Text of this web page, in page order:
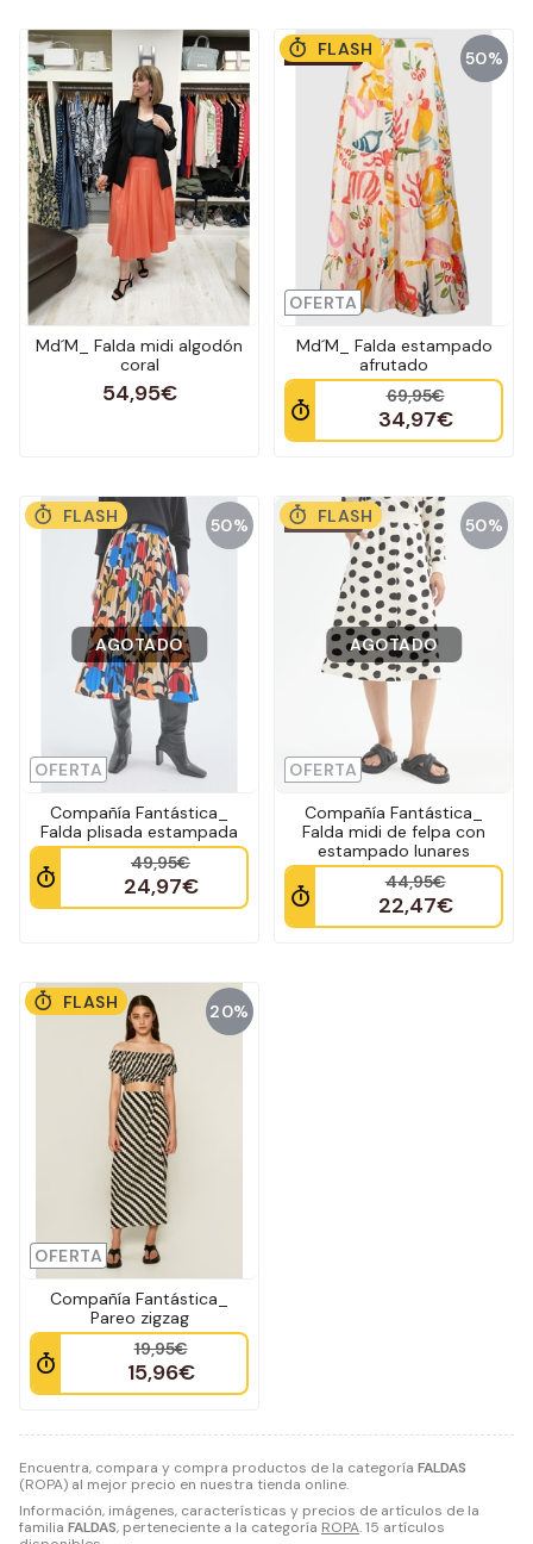
Encuentra, compara y compra productos de la categoría FALDAS
(ROPA) al mejor precio en nuestra tienda online.
Información, imágenes, características y precios de artículos de la
familia FALDAS, perteneciente a la categoría ROPA. 15 artículos
Md´M_ Falda midi algodón
coral
54,95€
50%
OFERTA
OUTLET
FLASH
Md´M_ Falda estampado
afrutado
69,95€
34,97€
50%
OFERTA
FLASH
AGOTADO
Compañía Fantástica_
Falda plisada estampada
49,95€
24,97€
50%
OFERTA
OUTLET
FLASH
AGOTADO
Compañía Fantástica_
Falda midi de felpa con
estampado lunares
44,95€
22,47€
20%
OFERTA
FLASH
Compañía Fantástica_
Pareo zigzag
19,95€
15,96€